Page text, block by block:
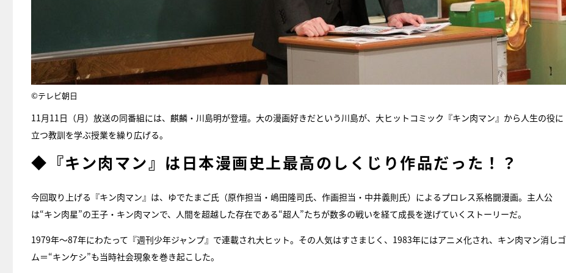
©テレビ朝日
11月11日（月）放送の同番組には、麒麟・川島明が登壇。大の漫画好きだという川島が、大ヒットコミック『キン肉マン』から人生の役に
立つ教訓を学ぶ授業を繰り広げる。
◆『キン肉マン』は日本漫画史上最高のしくじり作品だった！？
今回取り上げる『キン肉マン』は、ゆでたまご氏（原作担当・嶋田隆司氏、作画担当・中井義則氏）によるプロレス系格闘漫画。主人公
は“キン肉星”の王子・キン肉マンで、人間を超越した存在である“超人”たちが数多の戦いを経て成長を遂げていくストーリーだ。
1979年～87年にわたって『週刊少年ジャンプ』で連載され大ヒット。その人気はすさまじく、1983年にはアニメ化され、キン肉マン消しゴ
ム＝“キンケシ”も当時社会現象を巻き起こした。